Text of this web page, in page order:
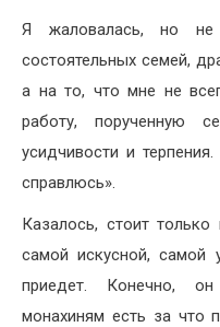
Я жаловалась, но
состоятельных семей,
а на то, что мне не
работу, порученную
усидчивости и
справлюсь».
Казалось, стоит только
самой искусной, самой
приедет. Конечно, он
монахиням есть за что